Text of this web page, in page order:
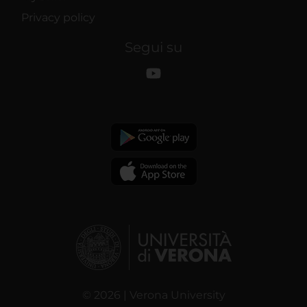
Privacy policy
Segui su
© 2026 | Verona University